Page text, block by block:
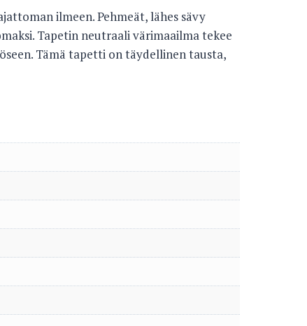
ilmeen. Pehmeät, lähes sävy
Tapetin neutraali värimaailma tekee
Tämä tapetti on täydellinen tausta,